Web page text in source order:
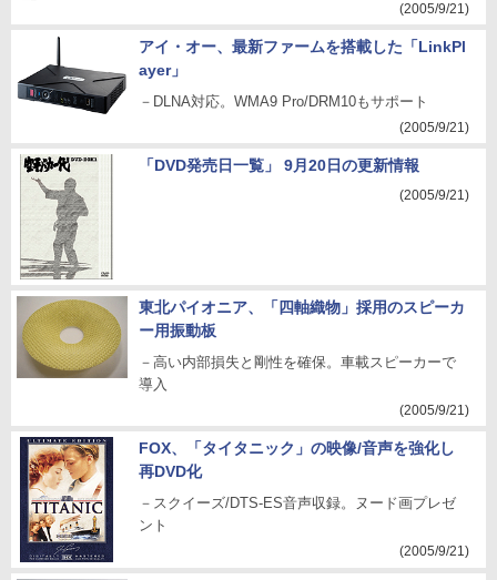
(2005/9/21)
アイ・オー、最新ファームを搭載した「LinkPl
ayer」
－DLNA対応。WMA9 Pro/DRM10もサポート
(2005/9/21)
「DVD発売日一覧」 9月20日の更新情報
(2005/9/21)
東北パイオニア、「四軸織物」採用のスピーカ
ー用振動板
－高い内部損失と剛性を確保。車載スピーカーで
導入
(2005/9/21)
FOX、「タイタニック」の映像/音声を強化し
再DVD化
－スクイーズ/DTS-ES音声収録。ヌード画プレゼ
ント
(2005/9/21)